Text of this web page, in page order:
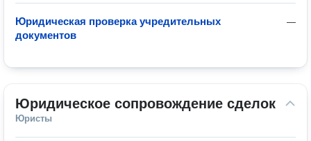
—
Юридическая проверка учредительных
документов
Юридическое сопровождение сделок
Юристы